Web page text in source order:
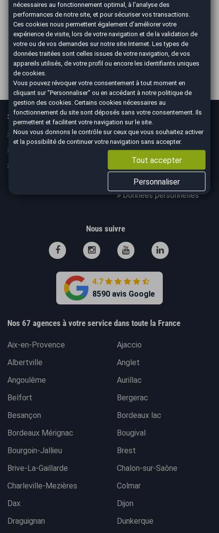
ILS PARLENT DE NOUS
Services
Guide
En savoir plus
Le concept
Nos CGV
Mesures sanitaires
Mentions légales
Données personnelles
Nous suivre
4.7
8590 avis Google
Nos 67 agences à votre service dans toute la France
Aix-en-Provence
Ajaccio
Albertville
Anglet
Angoulême
Aurillac
Belfort
Bergerac
Besançon
Bordeaux lac
Bordeaux Mérignac
Bougival
Bourgoin-Jallieu
Brest
Brive-La-Gaillarde
Chalon-sur-Saône
Charleville-Mezières
Colmar
Dax
Dijon
Draguignan
Dunkerque
nécessaires au fonctionnement optimal, à l'analyse des
performances de notre site, et pour sécuriser vos transactions.
Ces cookies nous permettent également d'améliorer votre
expérience de visite, lors de votre navigation et de la validation de
votre ou de vos demandes sur notre site Internet. Les types de
données traitées sont celles issues de votre navigation, de vos
appareils utilisés, de votre profil ou encore les identifiants uniques
de cookies.
Vous pouvez révoquer votre consentement à tout moment en
cliquant sur "Personnaliser" ou en accédant à notrepolitique de
gestion des cookies . Certains cookies nécessaires au
fonctionnement du site sont déposés sans votre consentement. Ils
permettent et facilitent votre navigation sur le site.
Nous vous donnons le contrôle sur ceux que vous souhaitez activer
et la possibilité de continuer votre navigation sans accepter.
Tout accepter
Personnaliser